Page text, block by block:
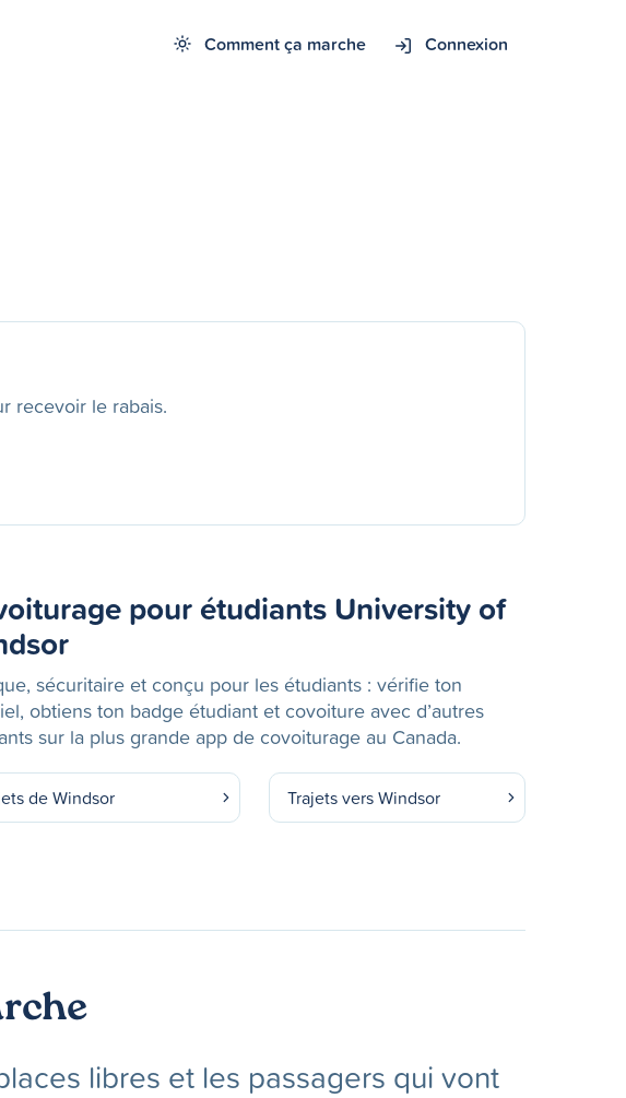
Comment ça marche Connexion
recevoir le rabais.
pour étudiants University of
sécuritaire et conçu pour les étudiants : vérifie ton
obtiens ton badge étudiant et covoiture avec d’autres
sur la plus grande app de covoiturage au Canada.
de Windsor Trajets vers Windsor
libres et les passagers qui vont